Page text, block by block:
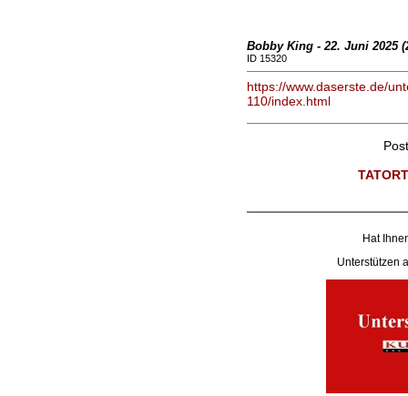
Bobby King - 22. Juni 2025
ID 15320
https://www.daserste.de/
110/index.html
Hat
Unterstützen